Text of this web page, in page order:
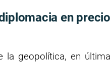
en precio
la geopolítica, en última